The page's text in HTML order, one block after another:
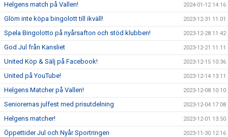
Helgens match på Vallen! 2024-01-12 14:16
Glöm inte köpa bingolott till ikväll! 2023-12-31 11:01
Spela Bingolotto på nyårsafton och stöd klubben! 2023-12-28 11:42
God Jul från Kansliet 2023-12-21 11:11
United Köp & Sälj på Facebook! 2023-12-15 10:36
United på YouTube! 2023-12-14 13:11
Helgens Matcher på Vallen! 2023-12-08 10:10
Seniorernas julfest med prisutdelning 2023-12-04 17:08
Helgens matcher! 2023-12-01 13:50
Öppettider Jul och Nyår Sportringen 2023-11-30 12:16